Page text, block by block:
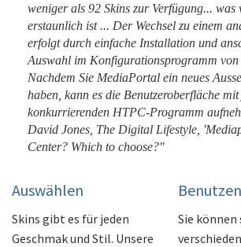
weniger als 92 Skins zur Verfügung...
erstaunlich ist ... Der Wechsel zu einem
erfolgt durch einfache Installation und
Auswahl im Konfigurationsprogramm
Nachdem Sie MediaPortal ein neues
haben, kann es die Benutzeroberfläche mit
konkurrierenden HTPC-Programm
David Jones, The Digital Lifestyle,
Center? Which to choose?"
Auswählen
Skins gibt es für jeden
Geschmak und Stil. Unsere
Benutzen
Sie können